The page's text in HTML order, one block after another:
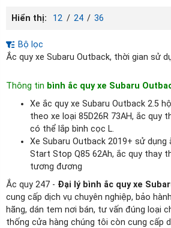
Hiển thị: 12 / 24 / 36
Bộ lọc
Ắc quy xe Subaru Outback, thời gian sử
Thông tin bình ắc quy xe Subaru
Xe ắc quy xe Subaru Outback 2.5
theo xe loại 85D26R 73AH, ắc quy
có thể lắp bình cọc L.
Xe Subaru Outback 2019+ sử dụng
Start Stop Q85 62Ah, ắc quy thay
tương đương
Ắc quy 247 - Đại lý bình ắc quy xe
cung cấp dịch vụ chuyên nghiệp, bảo
hãng, dán tem nơi bán, tư vấn đúng loại
thống cửa hàng chúng tôi còn cung cấp